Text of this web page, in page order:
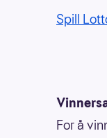
Spill
For å